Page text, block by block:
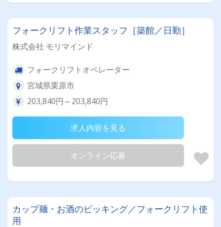
フォークリフト作業スタッフ［築館／日勤］
株式会社 モリマインド
フォークリフトオペレーター
宮城県栗原市
203,840円～203,840円
求人内容を見る
オンライン応募
カップ麺・お酒のピッキング／フォークリフト使
用